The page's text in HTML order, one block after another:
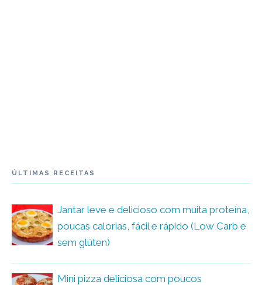
ÚLTIMAS RECEITAS
Jantar leve e delicioso com muita proteína,
poucas calorias, fácil e rápido (Low Carb e
sem glúten)
Mini pizza deliciosa com poucos